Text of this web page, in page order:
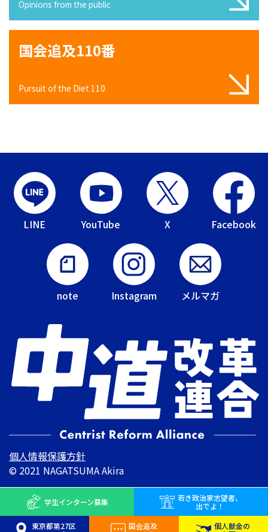
Opinions from the public
国会追及110番
Pursuit of the Diet 110
LINE YouTube X Facebook
note Instagram メルマガ
個人情報保護方針
© 2021 NAGATSUMA Akira
学生インターン募集 若き政治家志望者、
出でよ！
東京都第27区
国会追及
個人献金の